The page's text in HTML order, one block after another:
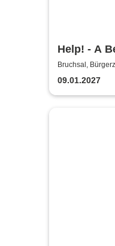
Help! - A
Bruchsal,
09.01.2027